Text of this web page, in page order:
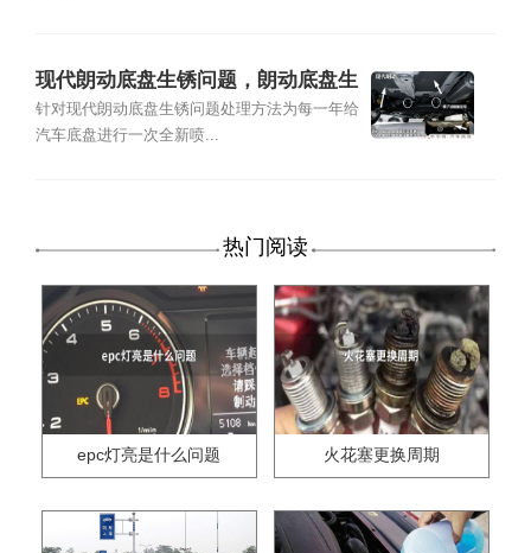
现代朗动底盘生锈问题，朗动底盘生
锈怎么处理
针对现代朗动底盘生锈问题处理方法为每一年给
汽车底盘进行一次全新喷...
热门阅读
epc灯亮是什么问题 火花塞更换周期